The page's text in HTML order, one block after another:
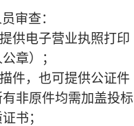
审查：
供电子营业执照打印
章）；
件，也可提供公证件
非原件均需加盖投标
书；